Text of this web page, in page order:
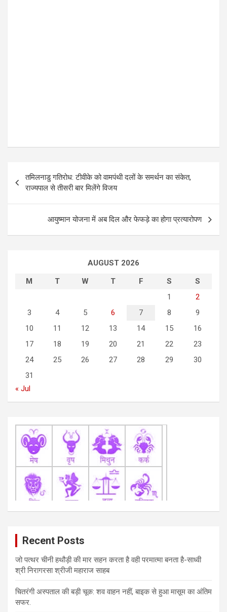
s
n
तमिलनाडु गतिरोध: टीवीके को वामपंथी दलों के समर्थन का संकेत,
राज्यपाल से तीसरी बार मिलेंगे विजय
आयुष्मान योजना में अब दिल और फेफड़े का होगा प्रत्यारोपण
AUGUST 2026
M
T W T F S
S
1
2
3
4 5 6 7 8
9
10
11 12 13 14 15
16
17
18 19 20 21 22
23
24
25 26 27 28 29
30
31
« Jul
Recent Posts
जो पत्थर चीनी हथौड़ी की मार सहन करता है वही परमात्मा बनता है-साध्वी
श्री निरागरसा श्रीजी महाराज साहब
चितरंगी अस्पताल की बड़ी चूक: शव वाहन नहीं, बाइक से हुआ मासूम का अंतिम
सफर.